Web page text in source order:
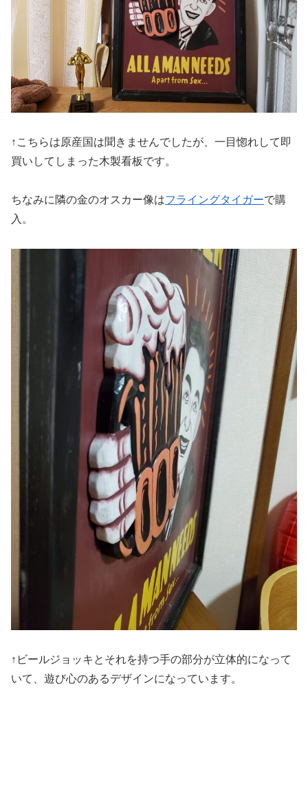
↑こちらは原産国は聞きませんでしたが、一目惚れして即
買いしてしまった木製看板です。
ちなみに隣の金のオスカー像はフライングタイガーで購
入。
↑ビールジョッキとそれを持つ手の部分が立体的になって
いて、遊び心のあるデザインになっています。